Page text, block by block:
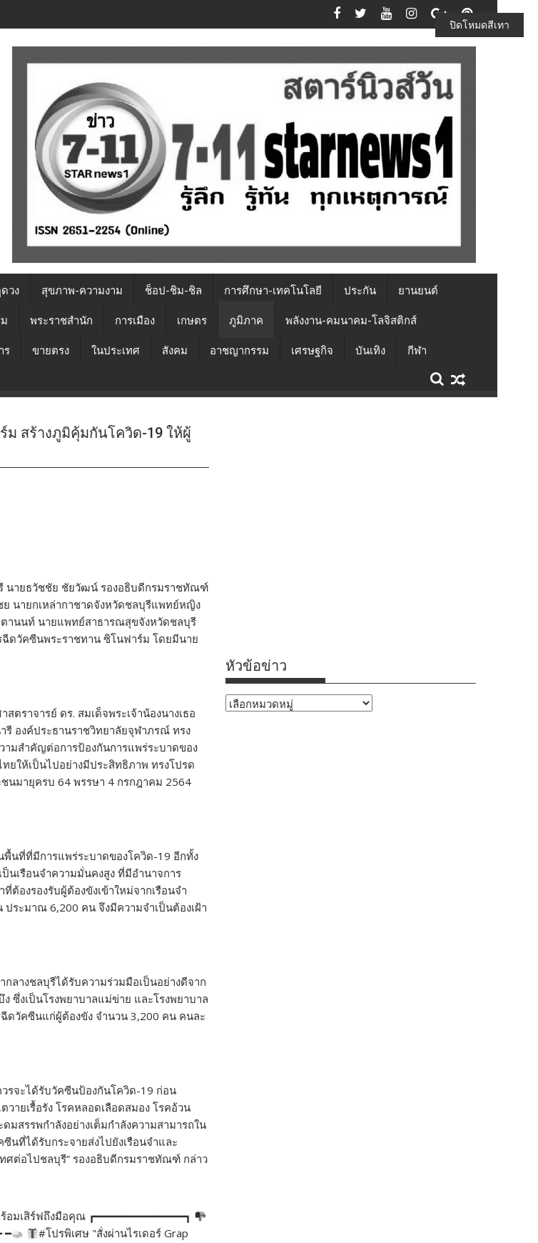
วง สุขภาพ-ความงาม ช็อป-ชิม-ชิล การศึกษา-เทคโนโลยี ประกัน ยานยนต์
พระราชสำนัก การเมือง เกษตร ภูมิภาค พลังงาน-คมนาคม-โลจิสติกส์
ร ขายตรง ในประเทศ สังคม อาชญากรรม เศรษฐกิจ บันเทิง กีฬา
สร้างภูมิคุ้มกันโควิด-19 ให้ผู้
นายธวัชชัย ชัยวัฒน์ รองอธิบดีกรมราชทัณฑ์
ย นายกเหล่ากาชาดจังหวัดชลบุรีแพทย์หญิง
านนท์ นายแพทย์สาธารณสุขจังหวัดชลบุรี
ฉีดวัคซีนพระราชทาน ซิโนฟาร์ม โดยมีนาย
ราจารย์ ดร. สมเด็จพระเจ้าน้องนางเธอ
องค์ประธานราชวิทยาลัยจุฬาภรณ์ ทรง
ามสำคัญต่อการป้องกันการแพร่ระบาดของ
ยให้เป็นไปอย่างมีประสิทธิภาพ ทรงโปรด
นมายุครบ 64 พรรษา 4 กรกฎาคม 2564
พื้นที่ที่มีการแพร่ระบาดของโควิด-19 อีกทั้ง
นเรือนจำความมั่นคงสูง ที่มีอำนาจการ
องรองรับผู้ต้องขังเข้าใหม่จากเรือนจำ
ประมาณ 6,200 คน จึงมีความจำเป็นต้องเฝ้า
ลางชลบุรีได้รับความร่วมมือเป็นอย่างดีจาก
ซึ่งเป็นโรงพยาบาลแม่ข่าย และโรงพยาบาล
ดวัคซีนแก่ผู้ต้องขัง จำนวน 3,200 คน คนละ
รจะได้รับวัคซีนป้องกันโควิด-19 ก่อน
ายเรื้อรัง โรคหลอดเลือดสมอง โรคอ้วน
มสรรพกำลังอย่างเต็มกำลังความสามารถใน
นที่ได้รับกระจายส่งไปยังเรือนจำและ
ศต่อไปชลบุรี” รองอธิบดีกรมราชทัณฑ์ กล่าว
อมเสิร์ฟถึงมือคุณ ┏━━━━━━━━━━━━━━┓
━
#โปรพิเศษ "สั่งผ่านไรเดอร์ Grap
หัวข้อข่าว
หัวข้อ
ปิดโหมดสีเทา